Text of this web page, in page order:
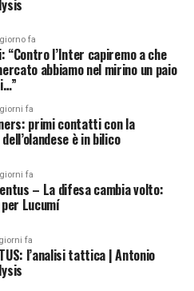
fa
“Contro l’Inter capiremo a che
abbiamo nel mirino un paio
fa
primi contatti con la
è in bilico
fa
– La difesa cambia volto:
Lucumí
fa
l’analisi tattica | Antonio